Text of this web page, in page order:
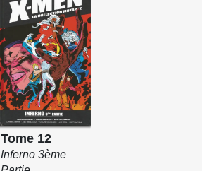
Tome 12
Inferno 3ème